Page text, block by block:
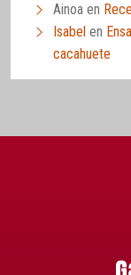
Ainoa en
Isabel en
cacahuete